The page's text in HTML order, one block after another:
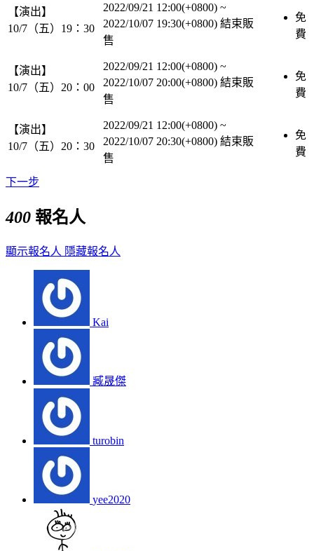
【演出】
10/7（五）19：30
2022/09/21 12:00(+0800) ~
2022/10/07 19:30(+0800) 結束販
售
免
費
【演出】
10/7（五）20：00
2022/09/21 12:00(+0800) ~
2022/10/07 20:00(+0800) 結束販
售
免
費
【演出】
10/7（五）20：30
2022/09/21 12:00(+0800) ~
2022/10/07 20:30(+0800) 結束販
售
免
費
下一步
400 報名人
顯示報名人 隱藏報名人
Kai
臧晟傑
turobin
yee2020